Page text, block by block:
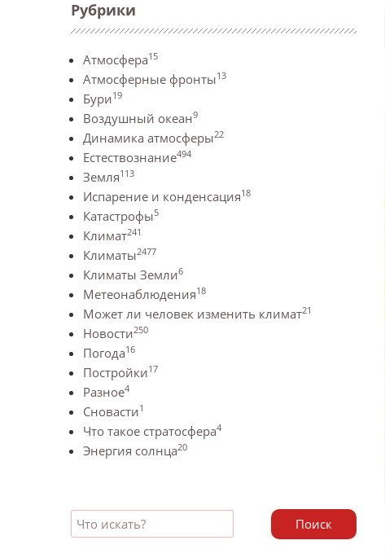
Рубрики
Атмосфера15
Атмосферные фронты13
Бури19
Воздушный океан9
Динамика атмосферы22
Естествознание494
Земля113
Испарение и конденсация18
Катастрофы5
Климат241
Климаты2477
Климаты Земли6
Метеонаблюдения18
Может ли человек изменить климат21
Новости250
Погода16
Постройки17
Разное4
Сновасти1
Что такое стратосфера4
Энергия солнца20
Поиск